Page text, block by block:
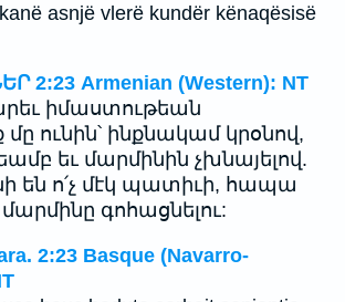
asnjë vlerë kundër kënaqësisë
2:23 Armenian (Western): NT
իմաստութեան
ունին՝ ինքնակամ կրօնով,
եւ մարմինին չխնայելով.
են ո՛չ մէկ պատիւի, հապա
գոհացնելու:
2:23 Basque (Navarro-